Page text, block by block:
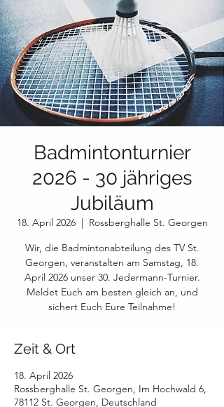
Badmintonturnier
2026 - 30 jähriges
Jubiläum
18. April 2026
  |
Rossberghalle St. Georgen
Wir, die Badmintonabteilung des TV St.
Georgen, veranstalten am Samstag, 18.
April 2026 unser 30. Jedermann-Turnier.
Meldet Euch am besten gleich an, und
sichert Euch Eure Teilnahme!
Zeit & Ort
18. April 2026
Rossberghalle St. Georgen, Im Hochwald 6,
78112 St. Georgen, Deutschland